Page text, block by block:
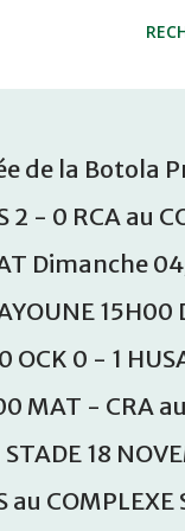
de la Botola
- 0 RCA au
Dimanche
15H00
OCK 0 - 1
MAT - CRA
18
COMPLEXE